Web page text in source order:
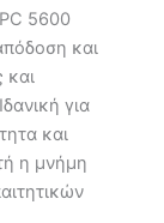
5600
και
και
για
και
η μνήμη